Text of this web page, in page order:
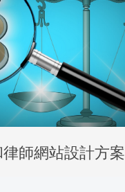
師網站設計方案